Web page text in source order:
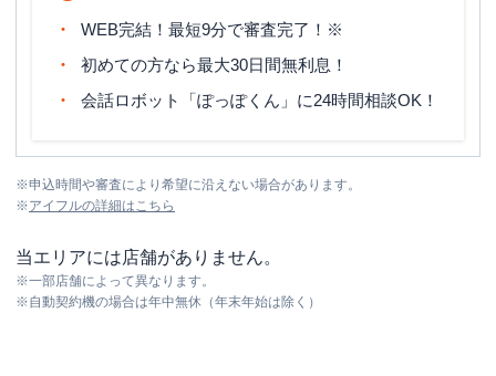
WEB完結！最短9分で審査完了！※
初めての方なら最大30日間無利息！
会話ロボット「ぽっぽくん」に24時間相談OK！
※申込時間や審査により希望に沿えない場合があります。
※アイフルの詳細はこちら
当エリアには店舗がありません。
※一部店舗によって異なります。
※自動契約機の場合は年中無休（年末年始は除く）